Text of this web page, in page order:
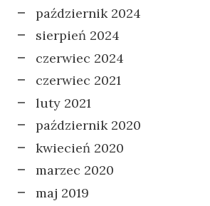
październik 2024
sierpień 2024
czerwiec 2024
czerwiec 2021
luty 2021
październik 2020
kwiecień 2020
marzec 2020
maj 2019